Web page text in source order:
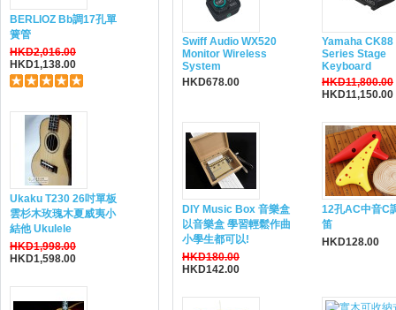
BERLIOZ Bb調17孔單
簧管
HKD2,016.00
HKD1,138.00
Ukaku T230 26吋單板
雲杉木玫瑰木夏威夷小
結他 Ukulele
HKD1,998.00
HKD1,598.00
Swiff Audio WX520
Monitor Wireless
System
HKD678.00
Yamaha CK88
Series Stage
Keyboard
HKD11,800.00
HKD11,150.00
DIY Music Box 音樂盒
以音樂盒 學習輕鬆作曲
小學生都可以!
HKD180.00
HKD142.00
12孔AC中音C
笛
HKD128.00